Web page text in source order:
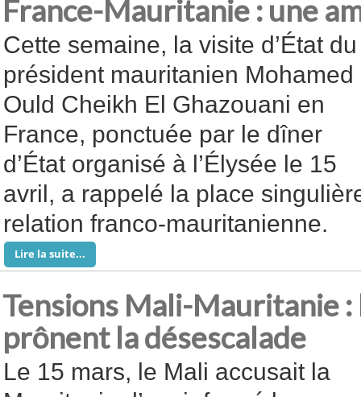
France-Mauritanie : une
Cette semaine, la visite d’État du
président mauritanien Mohamed
Ould Cheikh El Ghazouani en
France, ponctuée par le dîner
d’État organisé à l’Élysée le 15
avril, a rappelé la place
relation franco-mauritanienne.
Lire la suite...
Tensions Mali-Mauritanie :
prônent la désescalade
Le 15 mars, le Mali accusait la